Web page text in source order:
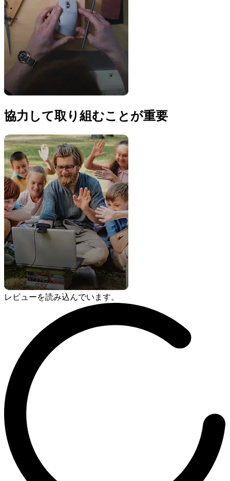
協力して取り組むことが重要
レビューを読み込んでいます。